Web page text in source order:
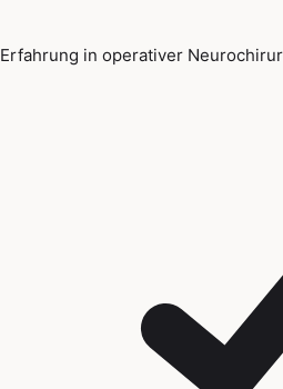
Erfahrung in operativer